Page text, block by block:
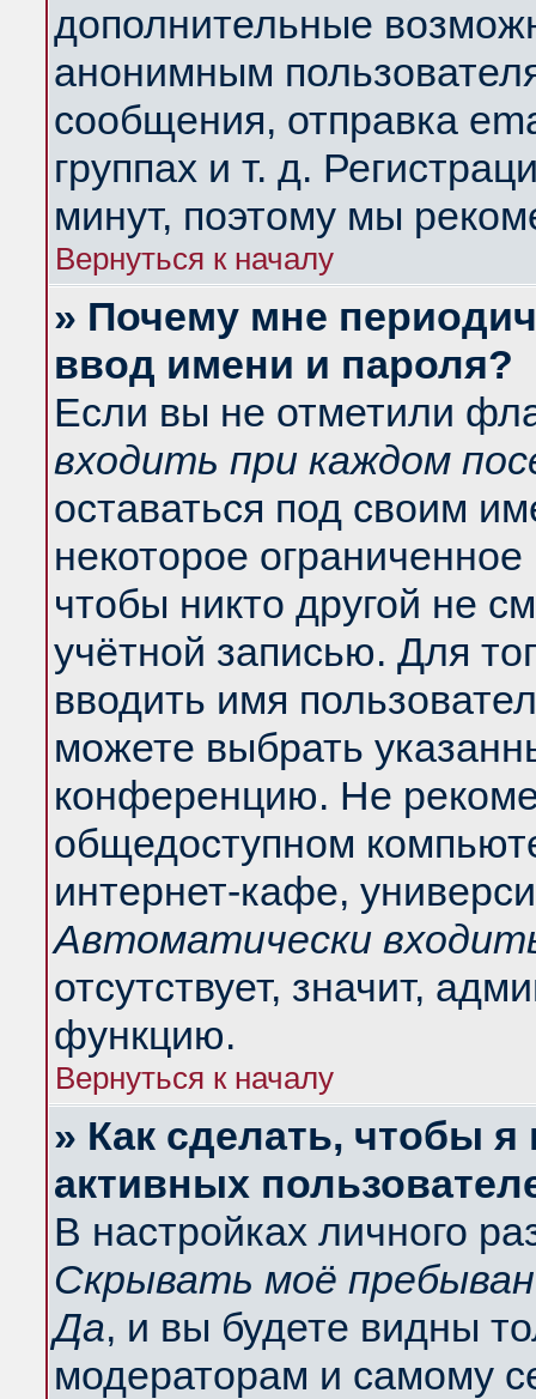
дополнительные
анонимным
сообщения, отправка
группах и т. д.
минут, поэтому мы
Вернуться к началу
» Почему мне
ввод имени и пароля?
Если вы не отметили
входить при каждом
оставаться под своим
некоторое
чтобы никто другой не
учётной записью. Для
вводить имя
можете выбрать
конференцию. Не
общедоступном
интернет-кафе,
Автоматически
отсутствует, значит,
функцию.
Вернуться к началу
» Как сделать, чтобы
активных
В настройках личного
Скрывать моё
Да, и вы будете видны
модераторам и самому